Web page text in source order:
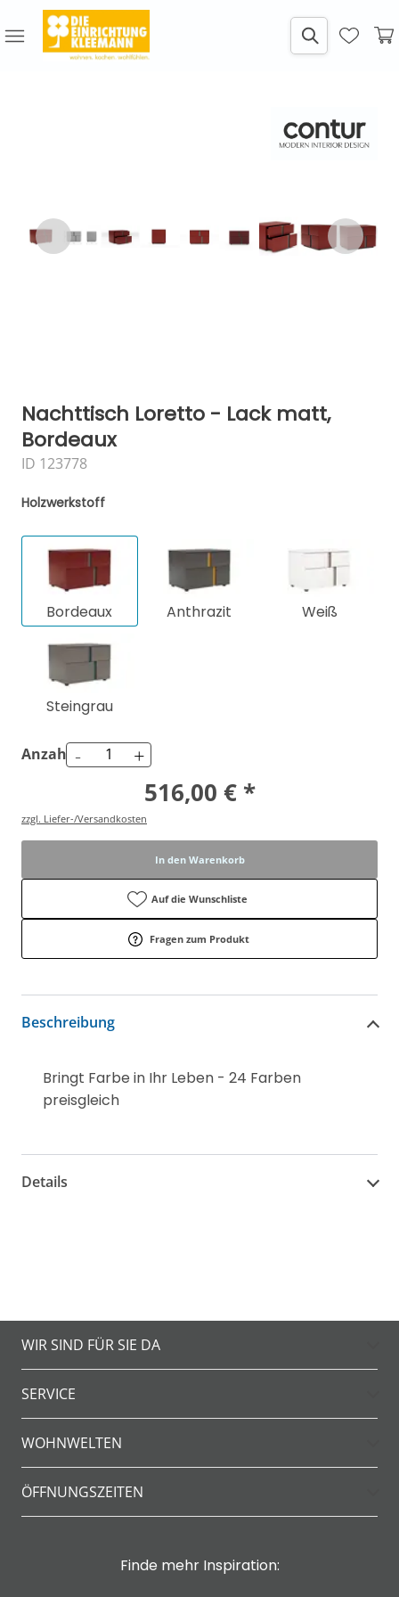
Nachttisch Loretto - Lack matt,
Bordeaux
ID 123778
Holzwerkstoff
Bordeaux Anthrazit Weiß
Steingrau
Anzahl - +
516,00 € *
zzgl. Liefer-/Versandkosten
In den Warenkorb
Auf die Wunschliste
Fragen zum Produkt
Beschreibung
Bringt Farbe in Ihr Leben - 24 Farben
preisgleich
Details
WIR SIND FÜR SIE DA
SERVICE
WOHNWELTEN
ÖFFNUNGSZEITEN
Finde mehr Inspiration: